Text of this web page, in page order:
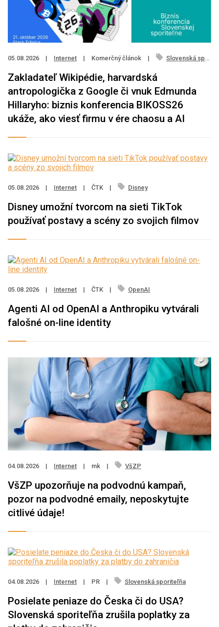
05.08.2026 | Internet | Komerčný článok | Slovenská sporiteľňa
Zakladateľ Wikipédie, harvardská
antropologička z Google či vnuk Edmunda
Hillaryho: biznis konferencia BIKOSS26
ukáže, ako viesť firmu v ére chaosu a AI
05.08.2026 | Internet | ČTK | Disney
Disney umožní tvorcom na sieti TikTok
používať postavy a scény zo svojich filmov
05.08.2026 | Internet | ČTK | OpenAI
Agenti AI od OpenAI a Anthropiku vytvárali
falošné on-line identity
04.08.2026 | Internet | mk | VšZP
VšZP upozorňuje na podvodnú kampaň,
pozor na podvodné emaily, neposkytujte
citlivé údaje!
04.08.2026 | Internet | PR | Slovenská sporiteľňa
Posielate peniaze do Česka či do USA?
Slovenská sporiteľňa zrušila poplatky za